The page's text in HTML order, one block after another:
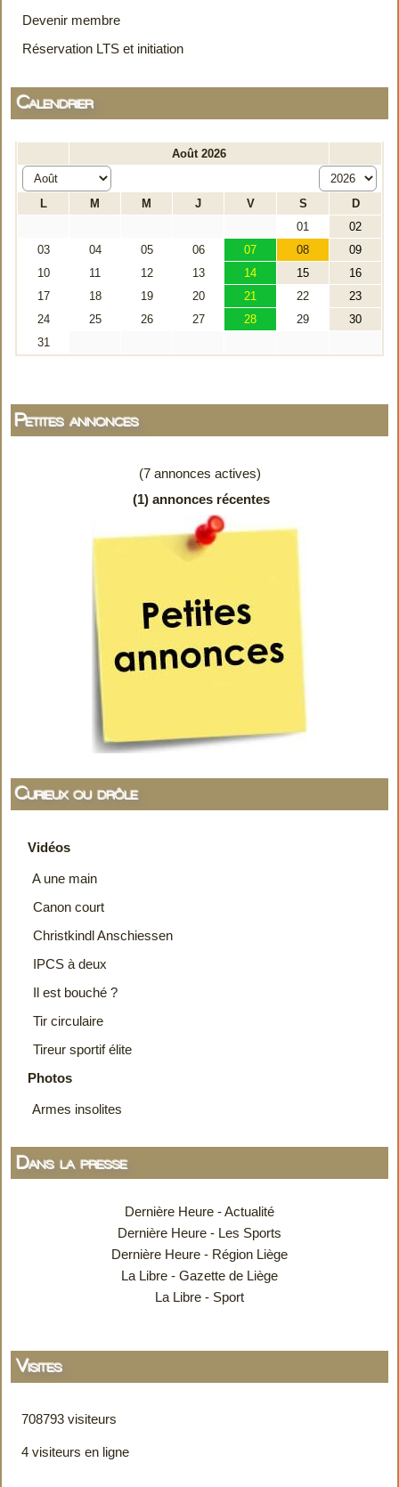
Devenir membre
Réservation LTS et initiation
Calendrier
Petites annonces
(7 annonces actives)
(1) annonces récentes
Curieux ou drôle
Vidéos
A une main
Canon court
Christkindl Anschiessen
IPCS à deux
Il est bouché ?
Tir circulaire
Tireur sportif élite
Photos
Armes insolites
Dans la presse
Dernière Heure - Actualité
Dernière Heure - Les Sports
Dernière Heure - Région Liège
La Libre - Gazette de Liège
La Libre - Sport
Visites
708793 visiteurs
4 visiteurs en ligne